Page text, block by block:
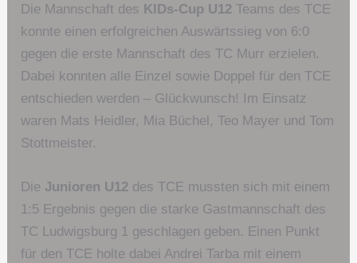
Die Mannschaft des KIDs-Cup U12 Teams des TCE
konnte einen erfolgreichen Auswärtssieg von 6:0
gegen die erste Mannschaft des TC Murr erzielen.
Dabei konnten alle Einzel sowie Doppel für den TCE
entschieden werden – Glückwunsch! Im Einsatz
waren Mats Heidler, Mia Büchel, Teo Mayer und Tom
Stottmeister.
Die Junioren U12 des TCE mussten sich mit einem
1:5 Ergebnis gegen die starke Gastmannschaft des
TC Ludwigsburg 1 geschlagen geben. Einen Punkt
für den TCE holte dabei Andrei Tarba mit einem